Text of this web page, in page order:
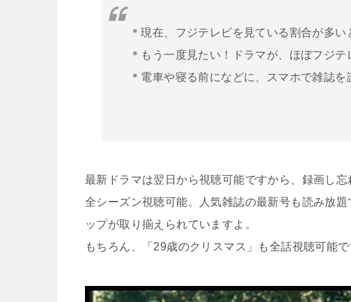
＊現在、フジテレビを見ている割合が多い
＊もう一度見たい！ドラマが、ほぼフジテ
＊電車や寝る前になどに、スマホで雑誌を
最新ドラマは翌日から視聴可能ですから、録画し
全シーズン視聴可能。人気雑誌の最新号も読み放
ップが取り揃えられていますよ。
もちろん、「29歳のクリスマス」も全話視聴可能で